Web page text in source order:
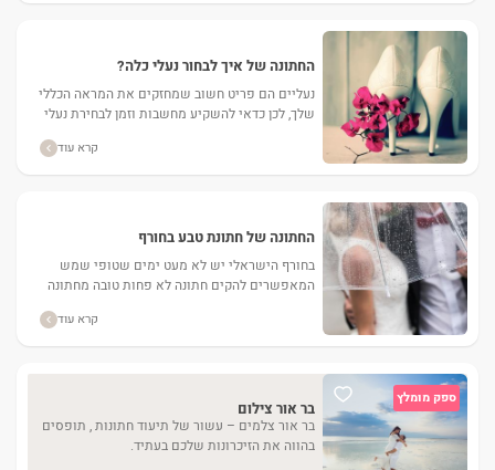
החתונה של איך לבחור נעלי כלה?
נעליים הם פריט חשוב שמחזקים את המראה הכללי
שלך, לכן כדאי להשקיע מחשבות וזמן לבחירת נעלי
קרא עוד
החתונה של חתונת טבע בחורף
בחורף הישראלי יש לא מעט ימים שטופי שמש
המאפשרים להקים חתונה לא פחות טובה מחתונה
קרא עוד
ספק מומלץ
בר אור צילום
בר אור צלמים – עשור של תיעוד חתונות , תופסים
בהווה את הזיכרונות שלכם בעתיד.